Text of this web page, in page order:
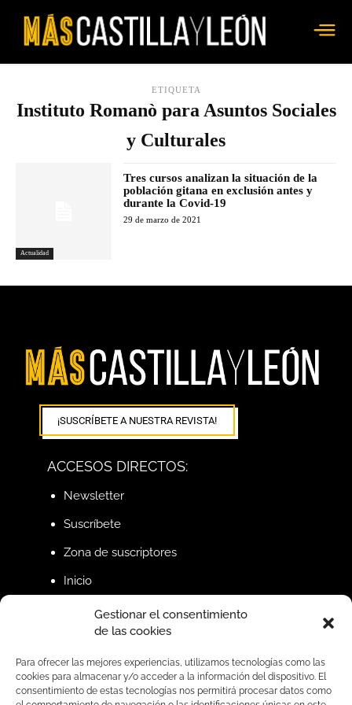
Gestionar el consentimiento
de las cookies
Para ofrecer las mejores experiencias, utilizamos tecnologías como las
cookies para almacenar y/o acceder a la información del dispositivo. El
consentimiento de estas tecnologías nos permitirá procesar datos como
ETIQUETA
Instituto Romanò para Asuntos Sociales
y Culturales
Actualidad
Tres cursos analizan la situación de la
población gitana en exclusión antes y
durante la Covid-19
29 de marzo de 2021
¡SUSCRÍBETE A NUESTRA REVISTA!
ACCESOS DIRECTOS:
Newsletter
Suscríbete
Zona de suscriptores
Inicio
SÍGUENOS EN REDES